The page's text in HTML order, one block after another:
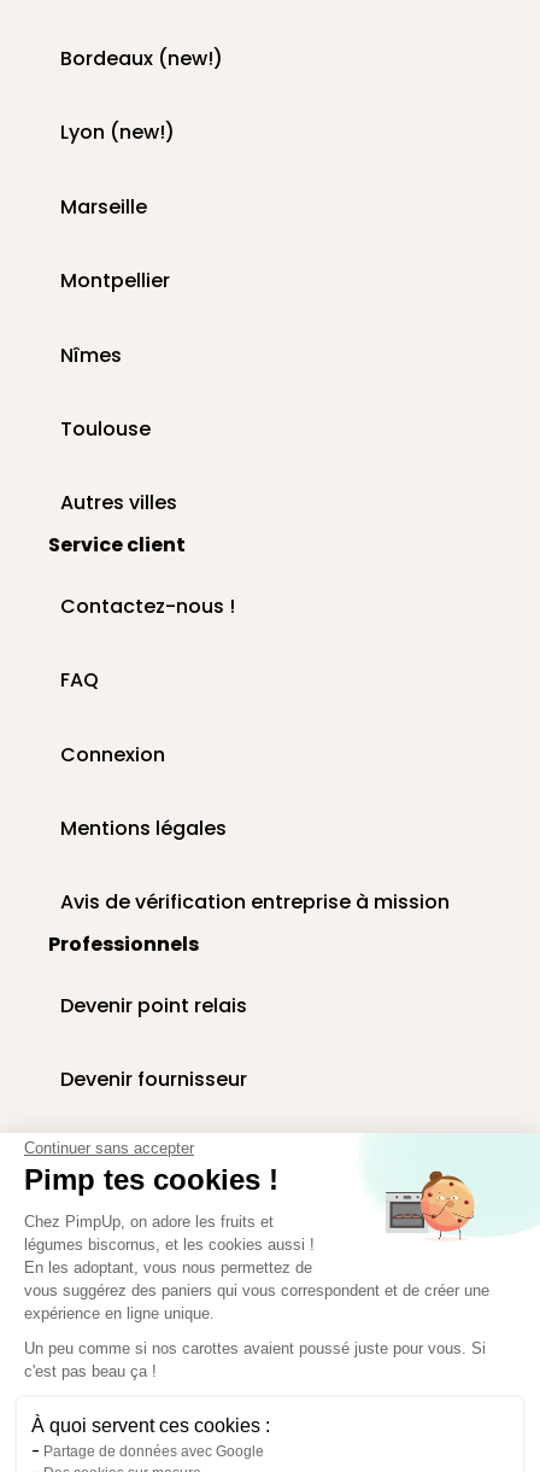
Continuer sans accepter
Pimp tes cookies !
Chez PimpUp, on adore les fruits et
légumes biscornus, et les cookies aussi !
En les adoptant, vous nous permettez de
vous suggérez des paniers qui vous correspondent et de créer une
expérience en ligne unique.
Un peu comme si nos carottes avaient poussé juste pour vous. Si
c'est pas beau ça !
À quoi servent ces cookies :
Partage de données avec Google
Bordeaux (new!)
Lyon (new!)
Marseille
Montpellier
Nîmes
Toulouse
Autres villes
Service client
Contactez-nous !
FAQ
Connexion
Mentions légales
Avis de vérification entreprise à mission
Professionnels
Devenir point relais
Devenir fournisseur
Livraison paniers en entreprise
Corbeilles de fruits au bureau
Espace presse
Paiement sécurisé